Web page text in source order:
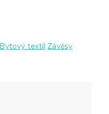
Bytový textil Závěsy